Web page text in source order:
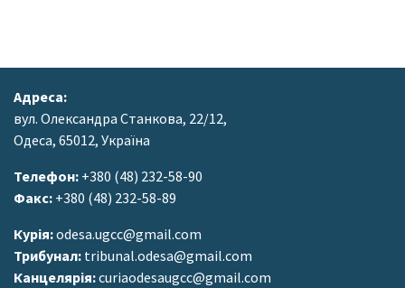
Адреса:
вул. Олександра Станкова, 22/12,
Одеса, 65012, Україна
Телефон: +380 (48) 232-58-90
Факс: +380 (48) 232-58-89
Курія:odesa.ugcc@gmail.com
Трибунал: tribunal.odesa@gmail.com
Канцелярія:curiaodesaugcc@gmail.com